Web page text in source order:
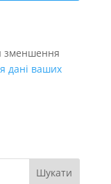
зменшення
дані ваших